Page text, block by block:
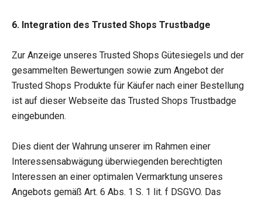
6. Integration des Trusted Shops Trustbadge
Zur Anzeige unseres Trusted Shops Gütesiegels und der
gesammelten Bewertungen sowie zum Angebot der
Trusted Shops Produkte für Käufer nach einer Bestellung
ist auf dieser Webseite das Trusted Shops Trustbadge
eingebunden.
Dies dient der Wahrung unserer im Rahmen einer
Interessensabwägung überwiegenden berechtigten
Interessen an einer optimalen Vermarktung unseres
Angebots gemäß Art. 6 Abs. 1 S. 1 lit. f DSGVO. Das